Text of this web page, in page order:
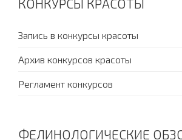
КОНКУРСЫ КРАСОТЫ
Запись в конкурсы красоты
Архив конкурсов красоты
Регламент конкурсов
ФЕЛИНОЛОГИЧЕСКИЕ